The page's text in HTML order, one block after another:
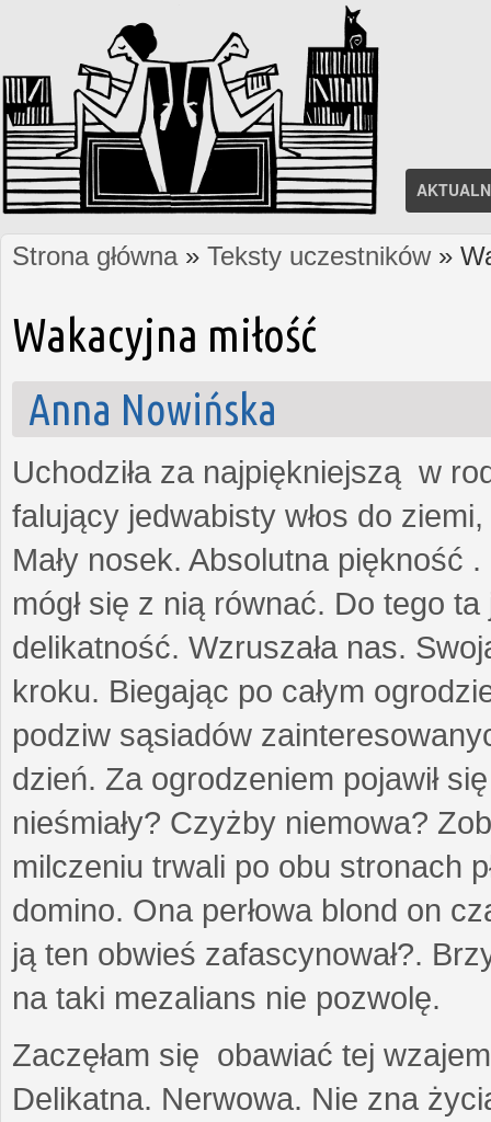
Jesteś tutaj
Strona główna» Teksty uczestników»
Wakacyjna miłość
Anna Nowińska
Uchodziła za najpiękniejszą w
falujący jedwabisty włos do
Mały nosek. Absolutna piękność
mógł się z nią równać. Do tego
delikatność. Wzruszała nas.
kroku. Biegając po całym
podziw sąsiadów
dzień. Za ogrodzeniem pojawił
nieśmiały? Czyżby niemowa?
milczeniu trwali po obu stronach
domino. Ona perłowa blond on
ją ten obwieś zafascynował?.
na taki mezalians nie pozwolę.
Zaczęłam się obawiać tej
Delikatna. Nerwowa. Nie zna